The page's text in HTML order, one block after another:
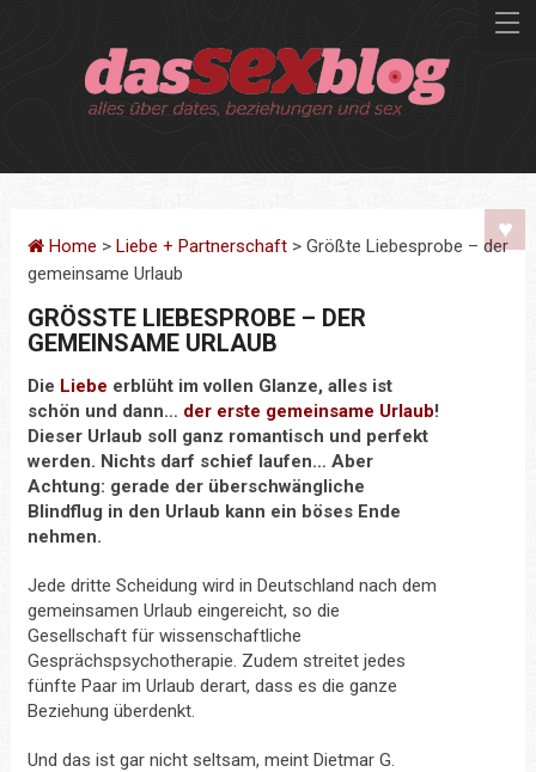
Home > Liebe + Partnerschaft> Größte Liebesprobe – der
gemeinsame Urlaub
GRÖSSTE LIEBESPROBE – DER G
EMEINSAME URLAUB
Die Liebe erblüht im vollen Glanze, alles ist
schön und dann… der erste gemeinsame Urlaub!
Dieser Urlaub soll ganz romantisch und perfekt
werden. Nichts darf schief laufen… Aber
Achtung: gerade der überschwängliche
Blindflug in den Urlaub kann ein böses Ende
nehmen.
Jede dritte Scheidung wird in Deutschland nach dem
gemeinsamen Urlaub eingereicht, so die
Gesellschaft für wissenschaftliche
Gesprächspsychotherapie. Zudem streitet jedes
fünfte Paar im Urlaub derart, dass es die ganze
Beziehung überdenkt.
Und das ist gar nicht seltsam, meint Dietmar G.